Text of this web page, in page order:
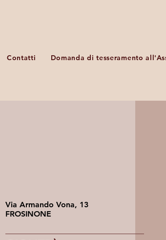
Contatti Domanda di tesseramento
Via Armando Vona, 13
FROSINONE